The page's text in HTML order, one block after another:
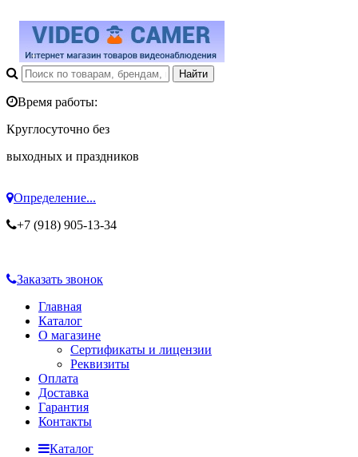
Время работы:
Круглосуточно без
выходных и праздников
Определение...
+7 (918) 905-13-34
Заказать звонок
Главная
Каталог
О магазине
Сертификаты и лицензии
Реквизиты
Оплата
Доставка
Гарантия
Контакты
Каталог